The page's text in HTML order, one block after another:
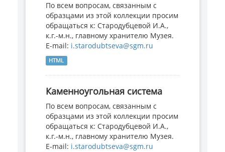
По всем вопросам, связанным с
образцами из этой коллекции просим
обращаться к: Стародубцевой И.А.,
к.г.-м.н., главному хранителю Музея.
E-mail: i.starodubtseva@sgm.ru
HTML
Каменноугольная система
По всем вопросам, связанным с
образцами из этой коллекции просим
обращаться к: Стародубцевой И.А.,
к.г.-м.н., главному хранителю Музея.
E-mail: i.starodubtseva@sgm.ru